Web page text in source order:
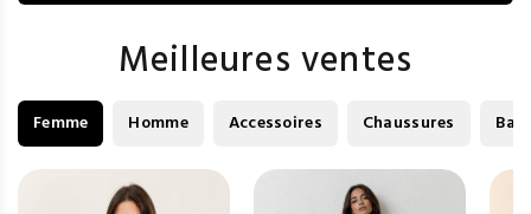
Meilleures ventes
Femme Homme Accessoires Chaussures